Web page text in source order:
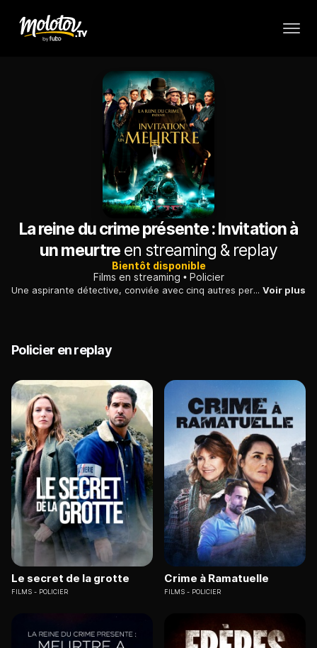
La reine du crime présente : Invitation à
un meurtre en streaming & replay
Bientôt disponible
Films en streaming
Policier
Une aspirante détective, conviée avec cinq autres personnes à séjourner sur l'île d'un milliardaire, enquête sur le meurtre de l'un des invités. Voir plus
Policier en replay
Le secret de la grotte
FILMS POLICIER
Crime à Ramatuelle
FILMS POLICIER